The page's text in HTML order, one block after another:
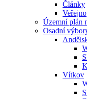
Články
Územní plán
Osadní
Vítkov